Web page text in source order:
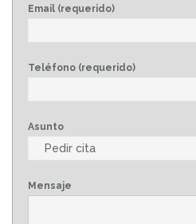
Email (requerido)
Teléfono (requerido)
Asunto
Mensaje